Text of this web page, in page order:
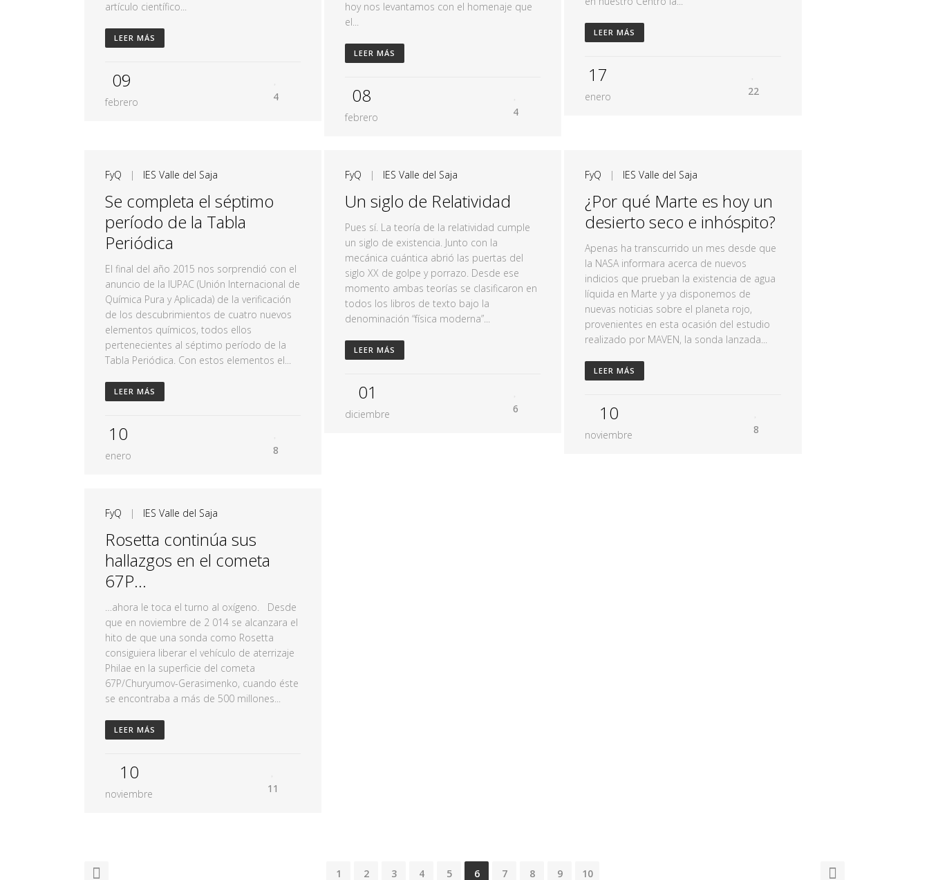
artículo científico...
LEER MÁS
09
febrero 4
hoy nos levantamos con el homenaje que
el...
LEER MÁS
08
febrero 4
LEER MÁS
17
enero 22
FyQ | IES Valle del Saja
Se completa el séptimo
período de la Tabla
Periódica
El final del año 2015 nos sorprendió con el
anuncio de la IUPAC (Unión Internacional de
Química Pura y Aplicada) de la verificación
de los descubrimientos de cuatro nuevos
elementos químicos, todos ellos
pertenecientes al séptimo período de la
Tabla Periódica. Con estos elementos el...
LEER MÁS
10
enero 8
FyQ | IES Valle del Saja
Un siglo de Relatividad
Pues sí. La teoría de la relatividad cumple
un siglo de existencia. Junto con la
mecánica cuántica abrió las puertas del
siglo XX de golpe y porrazo. Desde ese
momento ambas teorías se clasificaron en
todos los libros de texto bajo la
denominación “física moderna”...
LEER MÁS
01
diciembre 6
FyQ | IES Valle del Saja
¿Por qué Marte es hoy un
desierto seco e inhóspito?
Apenas ha transcurrido un mes desde que
la NASA informara acerca de nuevos
indicios que prueban la existencia de agua
líquida en Marte y ya disponemos de
nuevas noticias sobre el planeta rojo,
provenientes en esta ocasión del estudio
realizado por MAVEN, la sonda lanzada...
LEER MÁS
10
noviembre 8
FyQ | IES Valle del Saja
Rosetta continúa sus
hallazgos en el cometa
67P…
…ahora le toca el turno al oxígeno. Desde
que en noviembre de 2 014 se alcanzara el
hito de que una sonda como Rosetta
consiguiera liberar el vehículo de aterrizaje
Philae en la superficie del cometa
67P/Churyumov-Gerasimenko, cuando éste
se encontraba a más de 500 millones...
LEER MÁS
10
noviembre 11
1 2 3 4 5 6 7 8 9 10